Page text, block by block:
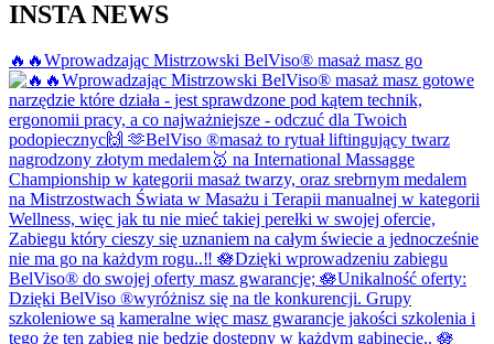
INSTA NEWS
🔥🔥Wprowadzając Mistrzowski BelViso®️ masaż masz go